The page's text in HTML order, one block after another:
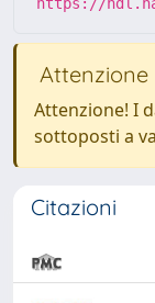
Attenzione
Attenzione! I
sottoposti a
Citazioni